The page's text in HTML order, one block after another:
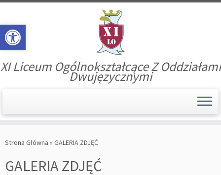
Open toolbar
to
XI Liceum Ogólnokształcące Z Oddziałami
Dwujęzycznymi
Strona Główna » GALERIA ZDJĘĆ
GALERIA ZDJĘĆ